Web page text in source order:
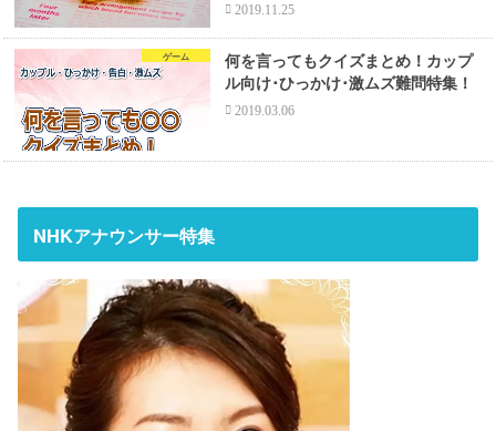
2019.11.25
ゲーム
何を言ってもクイズまとめ！カップ
ル向け･ひっかけ･激ムズ難問特集！
2019.03.06
NHKアナウンサー特集